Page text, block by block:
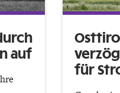
auf
für